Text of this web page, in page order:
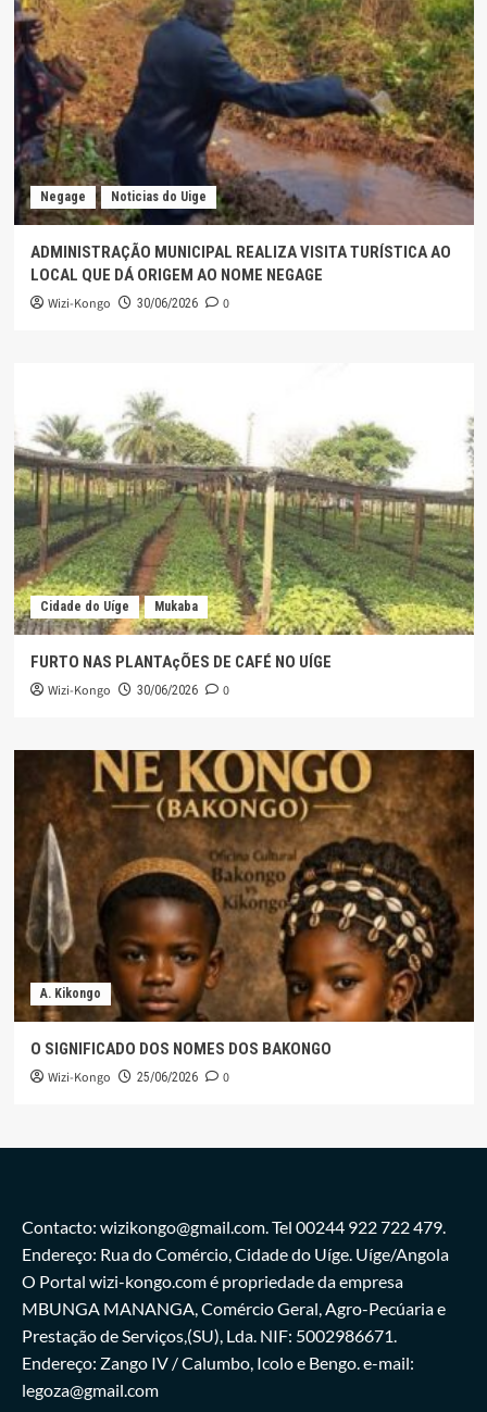
Negage Noticias do Uige
ADMINISTRAÇÃO MUNICIPAL REALIZA VISITA TURÍSTICA AO
LOCAL QUE DÁ ORIGEM AO NOME NEGAGE
Wizi-Kongo 30/06/2026 0
Cidade do Uíge Mukaba
FURTO NAS PLANTAçÕES DE CAFÉ NO UÍGE
Wizi-Kongo 30/06/2026 0
A. Kikongo
O SIGNIFICADO DOS NOMES DOS BAKONGO
Wizi-Kongo 25/06/2026 0
Contacto: wizikongo@gmail.com. Tel 00244 922 722 479.
Endereço: Rua do Comércio, Cidade do Uíge. Uíge/Angola
O Portal wizi-kongo.com é propriedade da empresa
MBUNGA MANANGA, Comércio Geral, Agro-Pecúaria e
Prestação de Serviços,(SU), Lda. NIF: 5002986671.
Endereço: Zango IV / Calumbo, Icolo e Bengo. e-mail:
legoza@gmail.com